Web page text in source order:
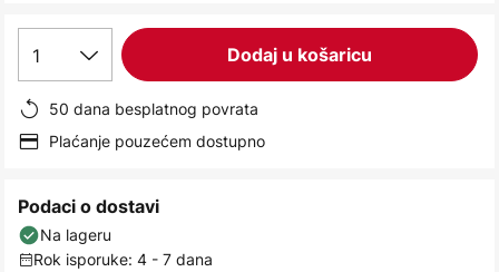
1 Dodaj u košaricu
50 dana besplatnog povrata
Plaćanje pouzećem dostupno
Podaci o dostavi
Na lageru
Rok isporuke: 4 - 7 dana